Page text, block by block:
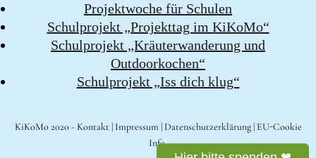
Projektwoche für Schulen
Schulprojekt „Projekttag im KiKoMo“
Schulprojekt „Kräuterwanderung und
Outdoorkochen“
Schulprojekt „Iss dich klug“
KiKoMo 2020 - Kontakt | Impressum | Datenschutzerklärung| EU-Cookie
Info